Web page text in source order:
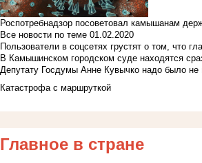
Роспотребнадзор посоветовал камышанам
Все новости по теме 01.02.2020
Пользователи в соцсетях грустят о том, что
В Камышинском городском суде находятся
Депутату Госдумы Анне Кувычко надо было
Катастрофа с маршруткой
Главное в стране